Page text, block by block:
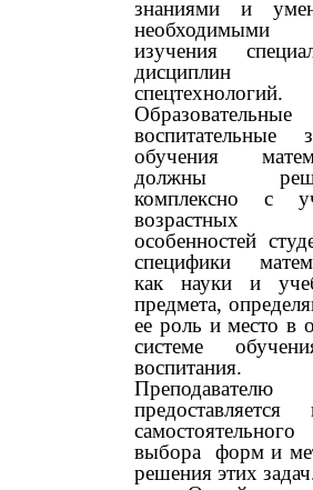
знаниями и
изучения
спецтехнологий.
воспитательные
обучения
должны
комплексно с
возрастных
особенностей
специфики
как науки и
предмета,
ее роль и место в
системе
воспитания.
Преподавателю
предоставляется
самостоятельного
выбора форм и
решения этих